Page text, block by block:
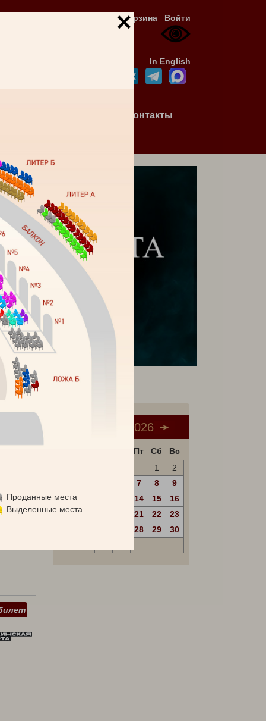
Корзина Войти
In English
Контакты
Август 2026
Пт Сб
Вс
1
2
7 8
9
10
14 15
16
17
18 21 22
23
28 29
30
Проданные места
Выделенные места